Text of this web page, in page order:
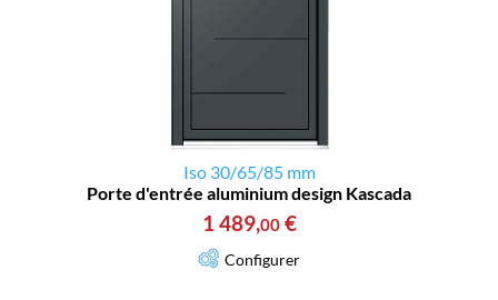
Iso 30/65/85 mm
Porte d'entrée aluminium design Kascada
1 489,00 €
Configurer